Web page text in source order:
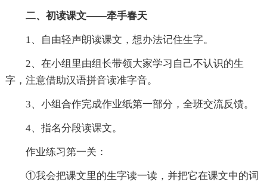
二、初读课文——牵手春天
1、自由轻声朗读课文，想办法记住生字。
2、在小组里由组长带领大家学习自己不认识的生
字，注意借助汉语拼音读准字音。
3、小组合作完成作业纸第一部分，全班交流反馈。
4、指名分段读课文。
作业练习第一关：
①我会把课文里的生字读一读，并把它在课文中的词